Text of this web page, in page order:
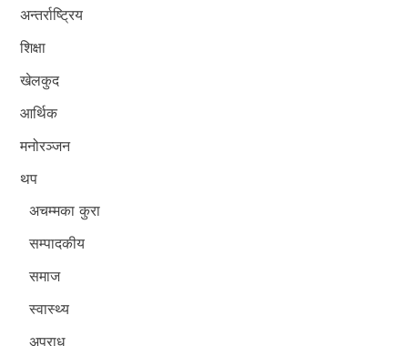
अन्तर्राष्ट्रिय
शिक्षा
खेलकुद
आर्थिक
मनोरञ्जन
थप
अचम्मका कुरा
सम्पादकीय
समाज
स्वास्थ्य
अपराध